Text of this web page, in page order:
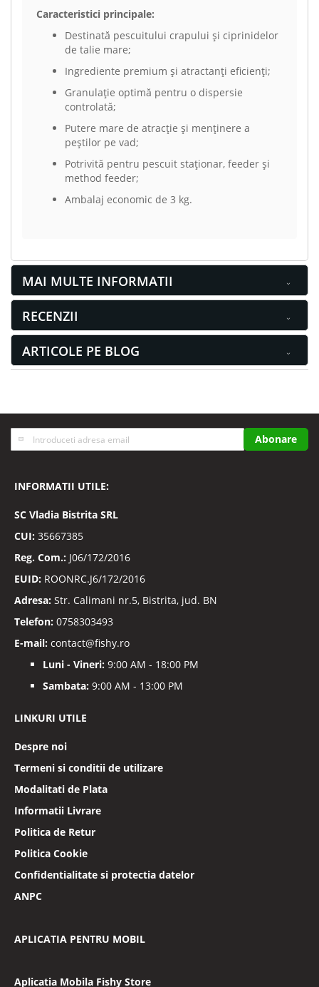
Caracteristici principale:
Destinată pescuitului crapului și ciprinidelor
de talie mare;
Ingrediente premium și atractanți eficienți;
Granulație optimă pentru o dispersie
controlată;
Putere mare de atracție și menținere a
peștilor pe vad;
Potrivită pentru pescuit staționar, feeder și
method feeder;
Ambalaj economic de 3 kg.
MAI MULTE INFORMATII
RECENZII
ARTICOLE PE BLOG
Inscrieti-
va
noastre
Abonare
INFORMATII UTILE:
SC Vladia Bistrita SRL
CUI: 35667385
Reg. Com.: J06/172/2016
EUID: ROONRC.J6/172/2016
Adresa: Str. Calimani nr.5, Bistrita, jud. BN
Telefon: 0758303493
E-mail: contact@fishy.ro
Luni - Vineri: 9:00 AM - 18:00 PM
Sambata: 9:00 AM - 13:00 PM
LINKURI UTILE
Despre noi
Termeni si conditii de utilizare
Modalitati de Plata
Informatii Livrare
Politica de Retur
Politica Cookie
Confidentialitate si protectia datelor
ANPC
APLICATIA PENTRU MOBIL
Aplicatia Mobila Fishy Store